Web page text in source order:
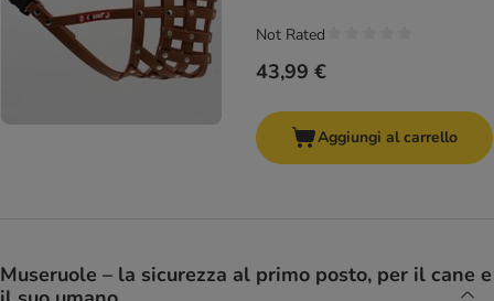
43,99 €
Not Rated
Aggiungi al carrello
Museruole – la sicurezza al primo posto, per il cane e